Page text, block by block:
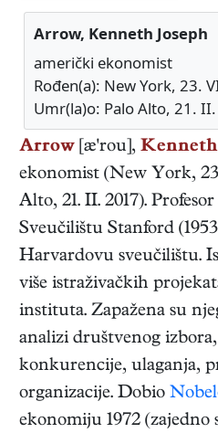
Arrow, Kenneth Joseph
američki ekonomist
Rođen(a): New York, 23.
Umr(la)o: Palo Alto, 21.
Arrow [æ'rou], Kenneth
ekonomist (New York,
Alto, 21. II. 2017).
Sveučilištu Stanford
Harvardovu sveučilištu.
više istraživačkih
instituta. Zapažena su
analizi društvenog
konkurencije, ulaganja,
organizacije. Dobio
ekonomiju 1972 (zajedno